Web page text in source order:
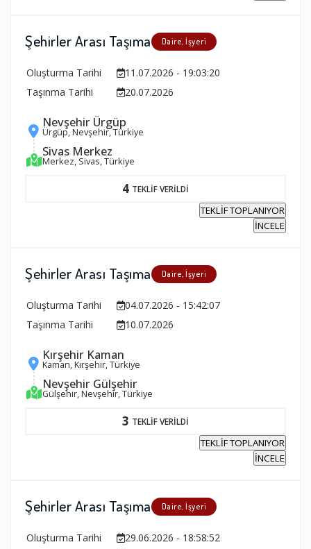
Şehirler Arası Taşıma Daire, İşyeri
Oluşturma Tarihi
11.07.2026 - 19:03:20
Taşınma Tarihi
20.07.2026
Nevşehir Ürgüp
Ürgüp, Nevşehir, Türkiye
Sivas Merkez
Merkez, Sivas, Türkiye
4 TEKLİF VERİLDİ
TEKLİF TOPLANIYOR
İNCELE
Şehirler Arası Taşıma Daire, İşyeri
Oluşturma Tarihi
04.07.2026 - 15:42:07
Taşınma Tarihi
10.07.2026
Kırşehir Kaman
Kaman, Kırşehir, Türkiye
Nevşehir Gülşehir
Gülşehir, Nevşehir, Türkiye
3 TEKLİF VERİLDİ
TEKLİF TOPLANIYOR
İNCELE
Şehirler Arası Taşıma Daire, İşyeri
Oluşturma Tarihi
29.06.2026 - 18:58:52